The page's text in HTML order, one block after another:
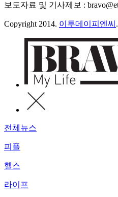
보도자료 및 기사제보 :
Copyright 2014. 이투데이피엔씨
전체뉴스
피플
헬스
라이프